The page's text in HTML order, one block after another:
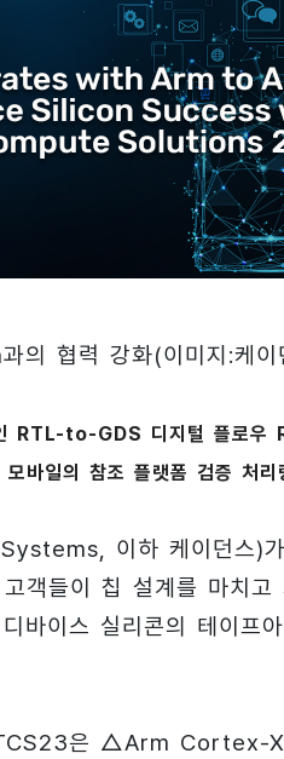
의 협력 강화(이미지:케이
RTL-to-GDS 디지털 플로우
모바일의 참조 플랫폼 검증 처
이하 케이던스)
객들이 칩 설계를 마치고
바이스 실리콘의 테이프
TCS23은 △Arm